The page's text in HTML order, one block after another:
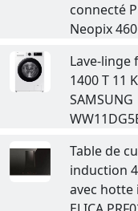
connecté
Neopix
Lave-linge
1400 T 11
SAMSUNG
Table de
induction
avec hotte